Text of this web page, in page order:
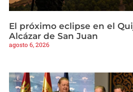
El próximo eclipse en el
Alcázar de San Juan
agosto 6, 2026